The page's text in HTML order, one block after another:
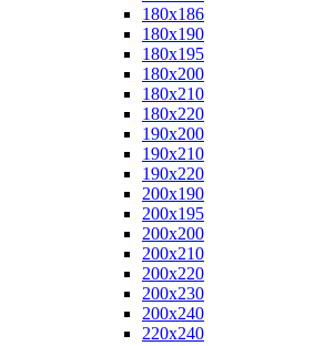
180x186
180x190
180x195
180x200
180x210
180x220
190x200
190x210
190x220
200x190
200x195
200x200
200x210
200x220
200x230
200x240
220x240